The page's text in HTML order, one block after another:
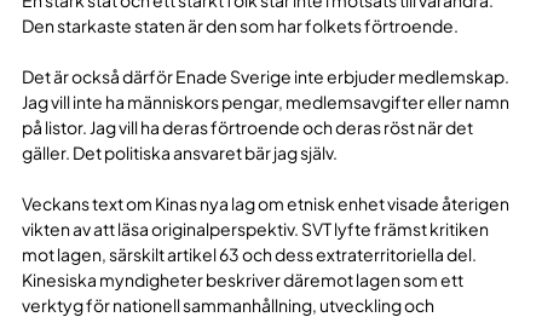
Den starkaste staten är den som har folkets förtroende.
Det är också därför Enade Sverige inte erbjuder medlemskap.
Jag vill inte ha människors pengar, medlemsavgifter eller namn
på listor. Jag vill ha deras förtroende och deras röst när det
gäller. Det politiska ansvaret bär jag själv.
Veckans text om Kinas nya lag om etnisk enhet visade återigen
vikten av att läsa originalperspektiv. SVT lyfte främst kritiken
mot lagen, särskilt artikel 63 och dess extraterritoriella del.
Kinesiska myndigheter beskriver däremot lagen som ett
verktyg för nationell sammanhållning, utveckling och